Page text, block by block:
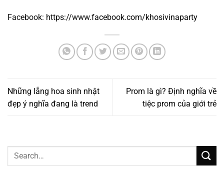
Facebook: https://www.facebook.com/khosivinaparty
Những lẵng hoa sinh nhật
đẹp ý nghĩa đang là trend
Prom là gì? Định nghĩa về
tiệc prom của giới trẻ